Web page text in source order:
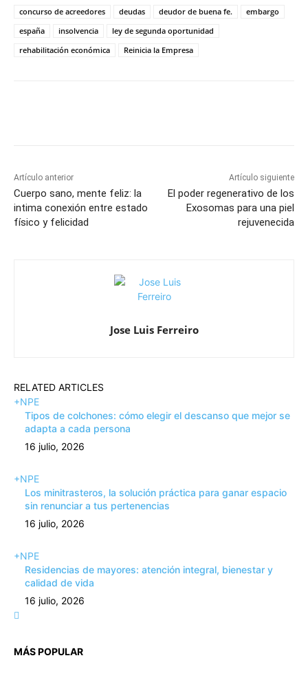
concurso de acreedores deudas deudor de buena fe.
embargo
españa
insolvencia
ley de segunda oportunidad
rehabilitación económica
Reinicia la Empresa
Artículo anterior
Cuerpo sano, mente feliz: la
intima conexión entre estado
físico y felicidad
Artículo siguiente
El poder regenerativo de los
Exosomas para una piel
rejuvenecida
Jose Luis Ferreiro
RELATED ARTICLES
+NPE
Tipos de colchones: cómo elegir el descanso que mejor se
adapta a cada persona
16 julio, 2026
+NPE
Los minitrasteros, la solución práctica para ganar espacio
sin renunciar a tus pertenencias
16 julio, 2026
+NPE
Residencias de mayores: atención integral, bienestar y
calidad de vida
16 julio, 2026
MÁS POPULAR